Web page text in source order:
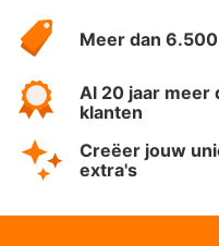
HotelSpecials
Meer dan
Al 20 jaar meer
klanten
Creëer jouw
extra's